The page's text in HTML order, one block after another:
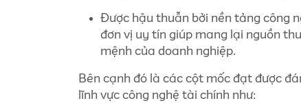
Được hậu thuẫn bởi nền tảng công
đơn vị uy tín giúp mang lại nguồn
mệnh của doanh nghiệp.
Bên cạnh đó là các cột mốc đạt được
lĩnh vực công nghệ tài chính như: